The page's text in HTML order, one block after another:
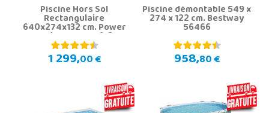
Piscine Hors Sol
Rectangulaire
640x274x132 cm. Power
Steel Bestway 5612B
1 299,00 €
Piscine démontable 549 x
274 x 122 cm. Bestway
56466
958,80 €